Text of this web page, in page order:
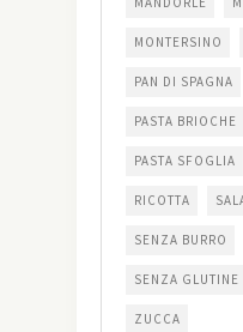
MONTERSINO
PAN DI SPAGNA
PASTA BRIOCHE
PASTA SFOGLIA
RICOTTA
SENZA BURRO
SENZA GLUTINE
ZUCCA